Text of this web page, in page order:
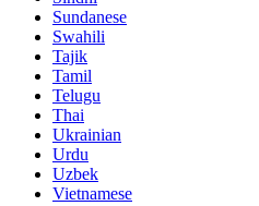
Sundanese
Swahili
Tajik
Tamil
Telugu
Thai
Ukrainian
Urdu
Uzbek
Vietnamese